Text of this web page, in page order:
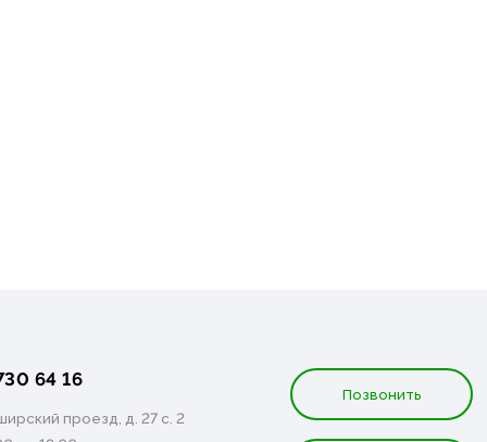
64 16
проезд, д. 27 с. 2
Позвонить